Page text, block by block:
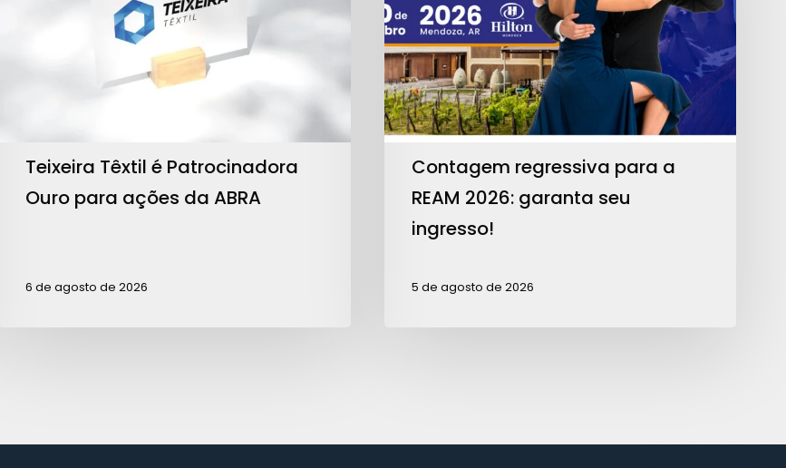
Teixeira Têxtil é Patrocinadora
Ouro para ações da ABRA
6 de agosto de 2026
REAM
2026:
garanta
seu
ingresso!
Contagem regressiva para a
REAM 2026: garanta seu
ingresso!
5 de agosto de 2026